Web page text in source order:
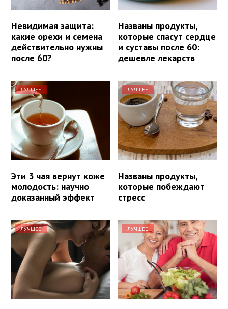
Невидимая защита:
какие орехи и семена
действительно нужны
после 60?
Названы продукты,
которые спасут сердце
и суставы после 60:
дешевле лекарств
ЛУЧШЕЕ
Эти 3 чая вернут коже
молодость: научно
доказанный эффект
ЛУЧШЕЕ
Названы продукты,
которые побеждают
стресс
ЛУЧШЕЕ ЛУЧШЕЕ